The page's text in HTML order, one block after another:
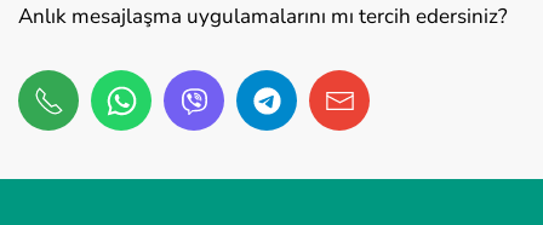
Anlık mesajlaşma uygulamalarını mı tercih edersiniz?